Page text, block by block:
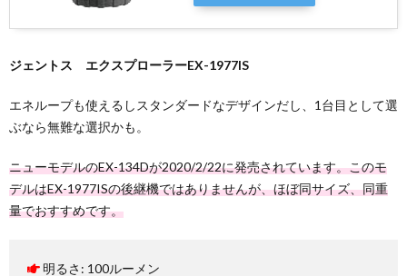
ジェントス エクスプローラーEX-1977IS
エネループも使えるしスタンダードなデザインだし、1台目として選
ぶなら無難な選択かも。
ニューモデルのEX-134Dが2020/2/22に発売されています。このモ
デルはEX-1977ISの後継機ではありませんが、ほぼ同サイズ、同重
量でおすすめです。
明るさ: 100ルーメン